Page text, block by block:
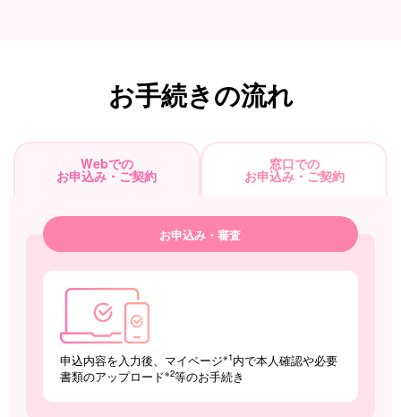
お手続きの流れ
Webでの
お申込み・ご契約
窓口での
お申込み・ご契約
お申込み・審査
申込内容を入力後、マイページ※1内で本人確認や必要
書類のアップロード※2等のお手続き